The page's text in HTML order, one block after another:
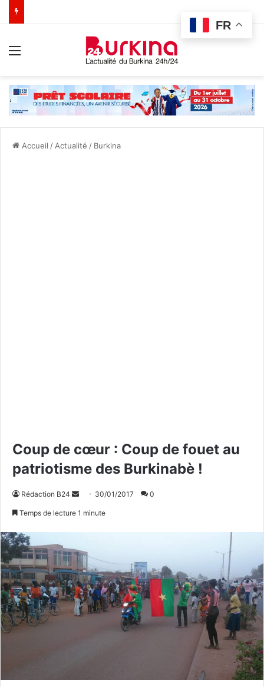
Accueil / Actualité / Burkina
Coup de cœur : Coup de fouet au
patriotisme des Burkinabè !
Rédaction B24
y
e
r
u
n
30/01/2017 0
Temps de lecture 1 minute
FR